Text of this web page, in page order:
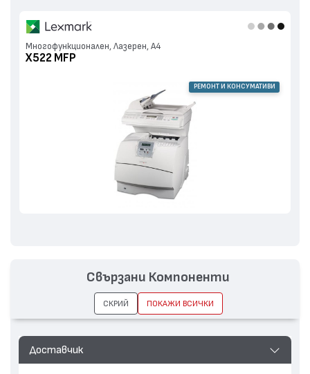
Многофункционален, Лазерен, А4
X522 MFP
РЕМОНТ И КОНСУМАТИВИ
Доставчик
Свързани Компоненти
СКРИЙ ПОКАЖИ ВСИЧКИ